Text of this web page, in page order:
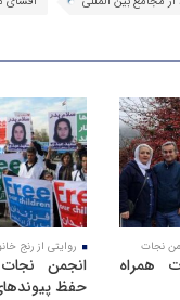
نجات
همراه
روایتی از رنج
انجمن
حفظ